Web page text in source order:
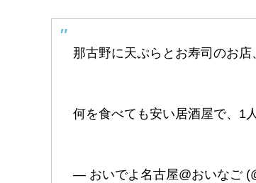
那古野に天ぷらとお寿司のお店
何を食べても安い居酒屋で、1
— おいでよ名古屋@おいなご